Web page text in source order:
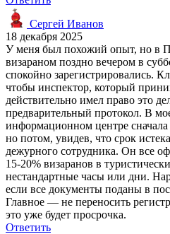
Сергей Иванов
18 декабря 2025
У меня был похожий опыт, но в
визараном поздно вечером в
спокойно зарегистрировались.
чтобы инспектор, который
действительно имел право это
предварительный протокол. В
информационном центре сначала
но потом, увидев, что срок
дежурного сотрудника. Он все
15-20% визаранов в
нестандартные часы или дни.
если все документы поданы в
Главное — не переносить
это уже будет просрочка.
Ответить